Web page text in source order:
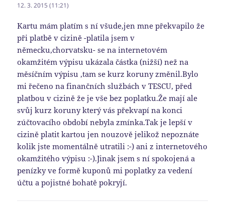
12. 3. 2015 (11:21)
Kartu mám platím s ní všude,jen mne překvapilo že
při platbě v cizině -platila jsem v
německu,chorvatsku- se na internetovém
okamžitém výpisu ukázala částka (nižší) než na
měsíčním výpisu ,tam se kurz koruny změnil.Bylo
mi řečeno na finančních službách v TESCU, před
platbou v cizině že je vše bez poplatku.Že mají ale
svůj kurz koruny který vás překvapí na konci
zúčtovacího období nebyla zmínka.Tak je lepší v
cizině platit kartou jen nouzově jelikož nepoznáte
kolik jste momentálně utratili :-) ani z internetového
okamžitého výpisu :-).Jinak jsem s ní spokojená a
penízky ve formě kuponů mi poplatky za vedení
účtu a pojistné bohatě pokryjí.